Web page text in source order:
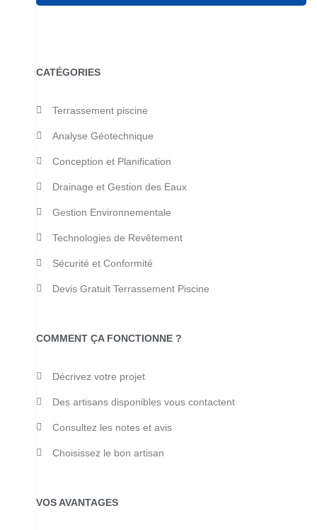
CATÉGORIES
Terrassement piscine
Analyse Géotechnique
Conception et Planification
Drainage et Gestion des Eaux
Gestion Environnementale
Technologies de Revêtement
Sécurité et Conformité
Devis Gratuit Terrassement Piscine
COMMENT ÇA FONCTIONNE ?
Décrivez votre projet
Des artisans disponibles vous contactent
Consultez les notes et avis
Choisissez le bon artisan
VOS AVANTAGES